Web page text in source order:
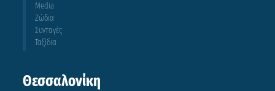
Media
Ζώδια
Συνταγές
Ταξίδια
Θεσσαλονίκη